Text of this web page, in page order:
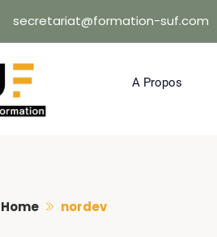
secretariat@formation-suf.com
A Propos
Home nordev